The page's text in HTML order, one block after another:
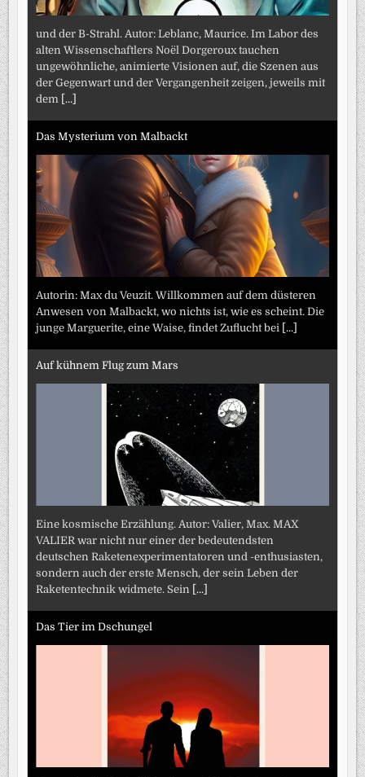
und der B-Strahl. Autor: Leblanc, Maurice. Im Labor des
alten Wissenschaftlers Noël Dorgeroux tauchen
ungewöhnliche, animierte Visionen auf, die Szenen aus
der Gegenwart und der Vergangenheit zeigen, jeweils mit
dem [...]
Das Mysterium von Malbackt
Autorin: Max du Veuzit. Willkommen auf dem düsteren
Anwesen von Malbackt, wo nichts ist, wie es scheint. Die
junge Marguerite, eine Waise, findet Zuflucht bei [...]
Auf kühnem Flug zum Mars
Eine kosmische Erzählung. Autor: Valier, Max. MAX
VALIER war nicht nur einer der bedeutendsten
deutschen Raketenexperimentatoren und -enthusiasten,
sondern auch der erste Mensch, der sein Leben der
Raketentechnik widmete. Sein [...]
Das Tier im Dschungel